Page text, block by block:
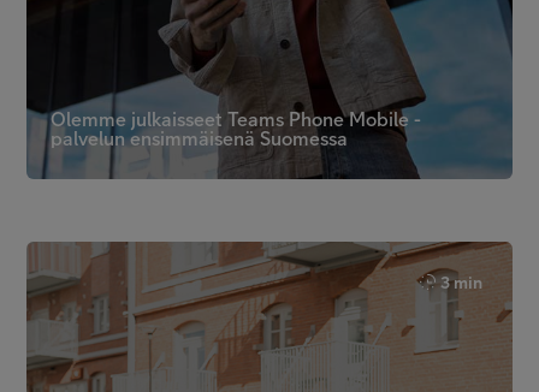
Olemme julkaisseet Teams Phone Mobile -
palvelun ensimmäisenä Suomessa
3 min